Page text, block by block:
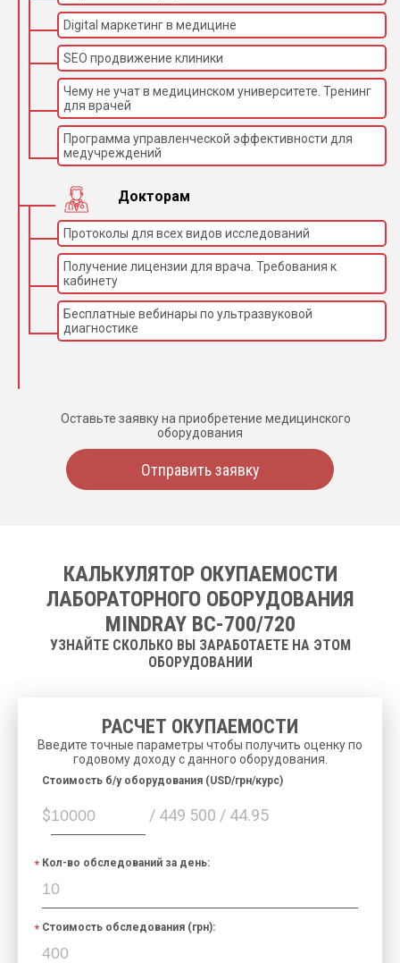
Digital маркетинг в медицине
SEO продвижение клиники
Чему не учат в медицинском университете. Тренинг
для врачей
Программа управленческой эффективности для
медучреждений
Докторам
Протоколы для всех видов исследований
Получение лицензии для врача. Требования к
кабинету
Бесплатные вебинары по ультразвуковой
диагностике
Оставьте заявку на приобретение медицинского
оборудования
Отправить заявку
КАЛЬКУЛЯТОР ОКУПАЕМОСТИ
ЛАБОРАТОРНОГО ОБОРУДОВАНИЯ
MINDRAY BC-700/720
УЗНАЙТЕ СКОЛЬКО ВЫ ЗАРАБОТАЕТЕ НА ЭТОМ
ОБОРУДОВАНИИ
РАСЧЕТ ОКУПАЕМОСТИ
Введите точные параметры чтобы получить оценку по
годовому доходу с данного оборудования.
$ / 449 500 / 44.95
Cтоимость б/у оборудования (USD/грн/курс)
Кол-во обследований за день:
Стоимость обследования (грн):